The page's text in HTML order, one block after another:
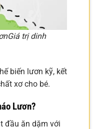
Giá trị dinh
biến lươn kỹ, kết
xơ cho bé.
Lươn?
đầu ăn dặm với